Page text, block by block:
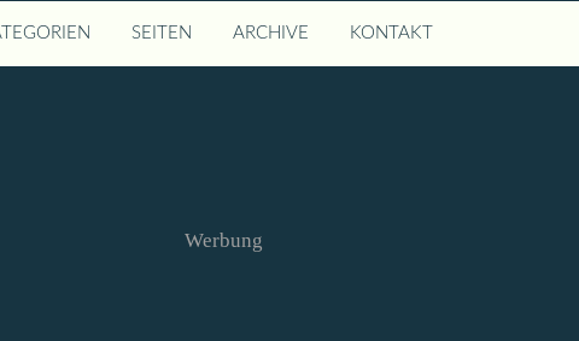
SEITEN ARCHIVE KONTAKT
Werbung